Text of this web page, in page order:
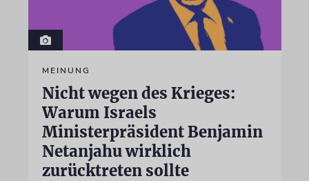
MEINUNG
Nicht wegen des Krieges:
Warum Israels
Ministerpräsident Benjamin
Netanjahu wirklich
zurücktreten sollte